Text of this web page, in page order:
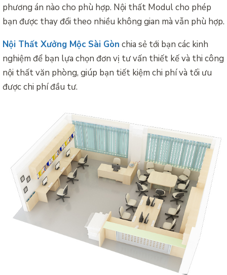
phương án nào cho phù hợp. Nội thất Modul cho phép
bạn được thay đổi theo nhiều không gian mà vẫn phù hợp.
Nội Thất Xưởng Mộc Sài Gòn chia sẻ tới bạn các kinh
nghiệm để bạn lựa chọn đơn vị tư vấn thiết kế và thi công
nội thất văn phòng, giúp bạn tiết kiệm chi phí và tối ưu
được chi phí đầu tư.